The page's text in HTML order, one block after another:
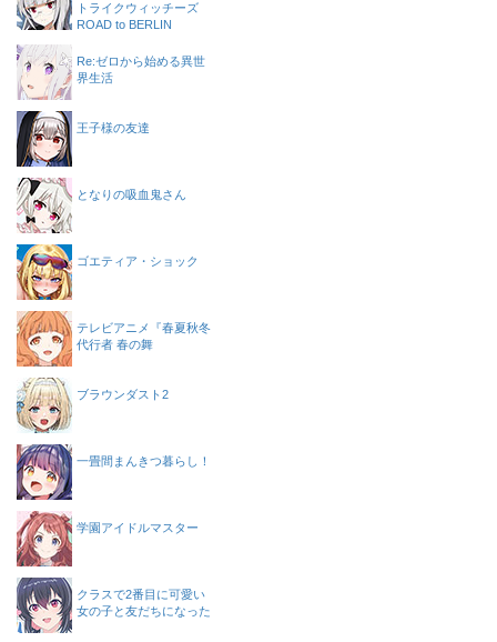
トライクウィッチーズ
ROAD to BERLIN
Re:ゼロから始める異世
界生活
王子様の友達
となりの吸血鬼さん
ゴエティア・ショック
テレビアニメ『春夏秋冬
代行者 春の舞
ブラウンダスト2
一畳間まんきつ暮らし！
学園アイドルマスター
クラスで2番目に可愛い
女の子と友だちになった